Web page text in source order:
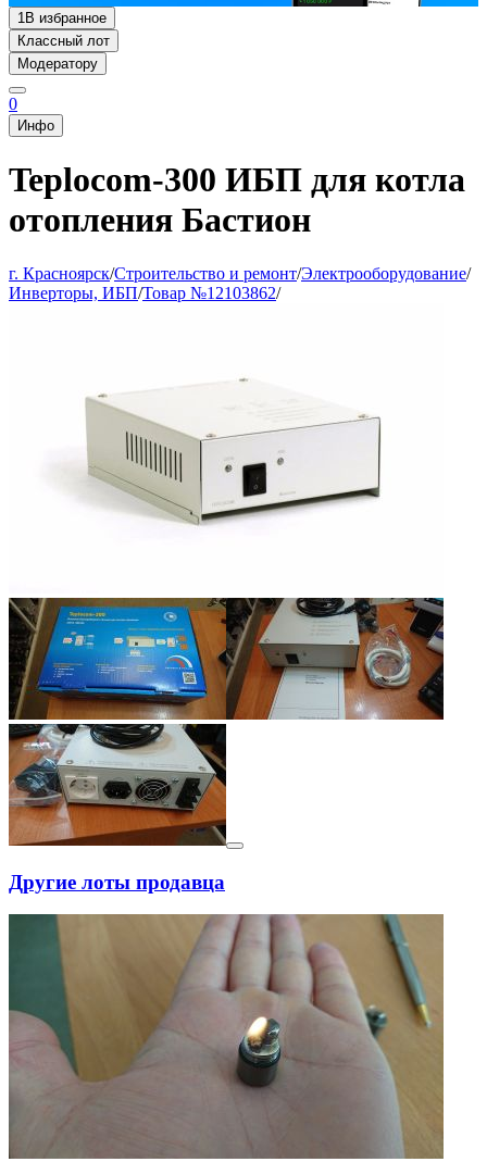
1В избранное
Классный лот
Модератору
0
Инфо
Teplocom-300 ИБП для котла
отопления Бастион
г. Красноярск/Строительство и ремонт/Электрооборудование/
Инверторы, ИБП/Товар №12103862/
Другие лоты продавца